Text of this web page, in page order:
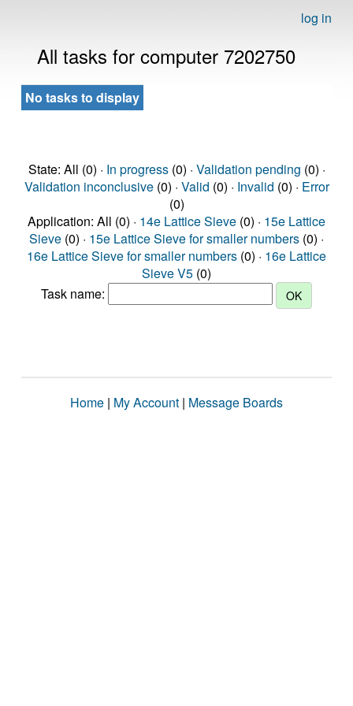
log in
All tasks for computer 7202750
No tasks to display
State: All (0) · In progress(0) · Validation pending (0) ·
Validation inconclusive(0) · Valid (0) · Invalid (0) · Error
(0)
Application: All (0) · 14e Lattice Sieve (0) · 15e Lattice
Sieve (0) · 15e Lattice Sieve for smaller numbers (0) ·
16e Lattice Sieve for smaller numbers (0) · 16e Lattice
Sieve V5 (0)
Task name:
Home | My Account | Message Boards